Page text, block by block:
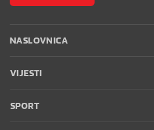
NASLOVNICA
VIJESTI
SPORT